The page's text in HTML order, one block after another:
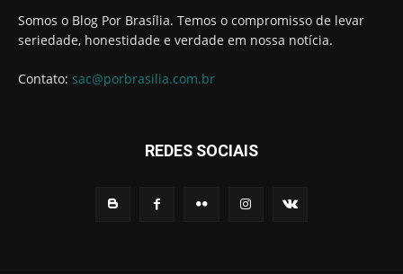
Somos o Blog Por Brasília. Temos o compromisso de levar
seriedade, honestidade e verdade em nossa notícia.
Contato: sac@porbrasilia.com.br
REDES SOCIAIS